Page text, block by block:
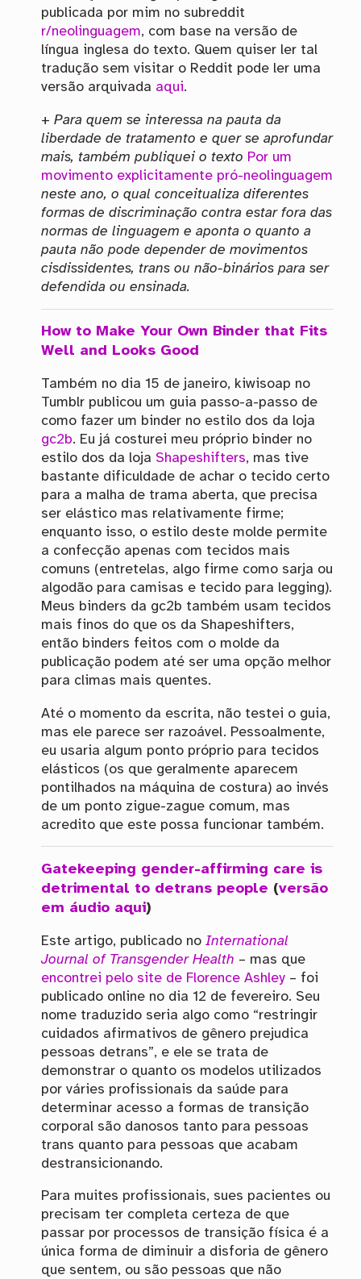
publicada por mim no subreddit
r/neolinguagem, com base na versão de
língua inglesa do texto. Quem quiser ler tal
tradução sem visitar o Reddit pode ler uma
versão arquivada aqui.
+ Para quem se interessa na pauta da
liberdade de tratamento e quer se aprofundar
mais, também publiquei o texto Por um
movimento explicitamente pró-neolinguagem
neste ano, o qual conceitualiza diferentes
formas de discriminação contra estar fora das
normas de linguagem e aponta o quanto a
pauta não pode depender de movimentos
cisdissidentes, trans ou não-binários para ser
defendida ou ensinada.
How to Make Your Own Binder that Fits
Well and Looks Good
Também no dia 15 de janeiro, kiwisoap no
Tumblr publicou um guia passo-a-passo de
como fazer um binder no estilo dos da loja
gc2b. Eu já costurei meu próprio binder no
estilo dos da loja Shapeshifters, mas tive
bastante dificuldade de achar o tecido certo
para a malha de trama aberta, que precisa
ser elástico mas relativamente firme;
enquanto isso, o estilo deste molde permite
a confecção apenas com tecidos mais
comuns (entretelas, algo firme como sarja ou
algodão para camisas e tecido para legging).
Meus binders da gc2b também usam tecidos
mais finos do que os da Shapeshifters,
então binders feitos com o molde da
publicação podem até ser uma opção melhor
para climas mais quentes.
Até o momento da escrita, não testei o guia,
mas ele parece ser razoável. Pessoalmente,
eu usaria algum ponto próprio para tecidos
elásticos (os que geralmente aparecem
pontilhados na máquina de costura) ao invés
de um ponto zigue-zague comum, mas
acredito que este possa funcionar também.
Gatekeeping gender-affirming care is
detrimental to detrans people (versão
em áudio aqui)
Este artigo, publicado no International
Journal of Transgender Health – mas que
encontrei pelo site de Florence Ashley– foi
publicado online no dia 12 de fevereiro. Seu
nome traduzido seria algo como “restringir
cuidados afirmativos de gênero prejudica
pessoas detrans”, e ele se trata de
demonstrar o quanto os modelos utilizados
por váries profissionais da saúde para
determinar acesso a formas de transição
corporal são danosos tanto para pessoas
trans quanto para pessoas que acabam
destransicionando.
Para muites profissionais, sues pacientes ou
precisam ter completa certeza de que
passar por processos de transição física é a
única forma de diminuir a disforia de gênero
que sentem, ou são pessoas que não